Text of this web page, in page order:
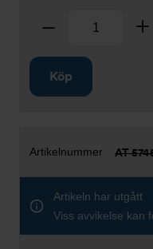
Ta bort
Köp
AT
Artikeln har utgått
Viss avvikelse kan